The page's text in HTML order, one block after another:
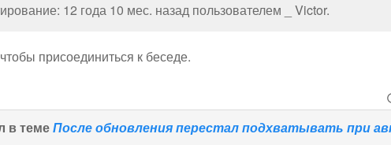
12 года 10 мес. назад пользователем _ Victor.
присоединиться к беседе.
в темеПосле обновления перестал подхватывать при